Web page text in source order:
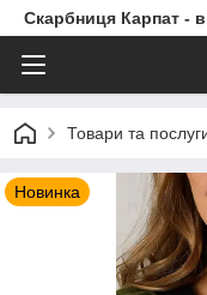
Скарбниця Карпат -
Товари та
Новинка